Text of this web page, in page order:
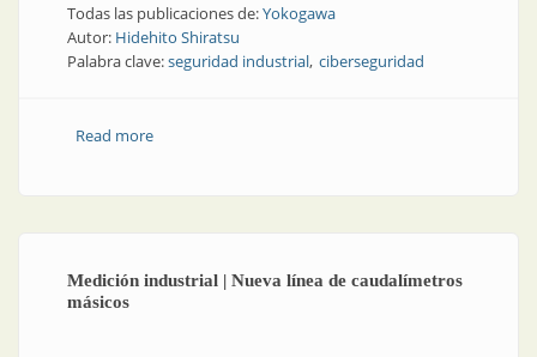
Todas las publicaciones de:Yokogawa
Autor: Hidehito Shiratsu
Palabra clave:seguridad industrial ciberseguridad
Read moreabout Seguridad industrial y ciberseguridad |
Medición industrial | Nueva línea de caudalímetros
másicos